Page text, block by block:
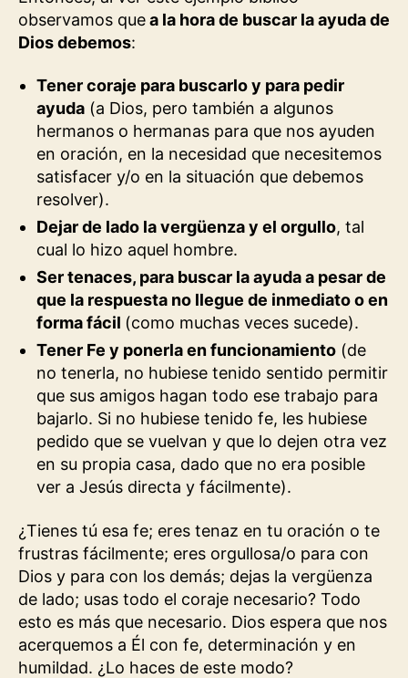
observamos quea la hora de buscar la ayuda de
Dios debemos:
Tener coraje para buscarlo y para pedir
ayuda (a Dios, pero también a algunos
hermanos o hermanas para que nos ayuden
en oración, en la necesidad que necesitemos
satisfacer y/o en la situación que debemos
resolver).
Dejar de lado la vergüenza y el orgullo, tal
cual lo hizo aquel hombre.
Ser tenaces, para buscar la ayuda a pesar de
que la respuesta no llegue de inmediato o en
forma fácil (como muchas veces sucede).
Tener Fe y ponerla en funcionamiento (de
no tenerla, no hubiese tenido sentido permitir
que sus amigos hagan todo ese trabajo para
bajarlo. Si no hubiese tenido fe, les hubiese
pedido que se vuelvan y que lo dejen otra vez
en su propia casa, dado que no era posible
ver a Jesús directa y fácilmente).
¿Tienes tú esa fe; eres tenaz en tu oración o te
frustras fácilmente; eres orgullosa/o para con
Dios y para con los demás; dejas la vergüenza
de lado; usas todo el coraje necesario? Todo
esto es más que necesario. Dios espera que nos
acerquemos a Él con fe, determinación y en
humildad. ¿Lo haces de este modo?